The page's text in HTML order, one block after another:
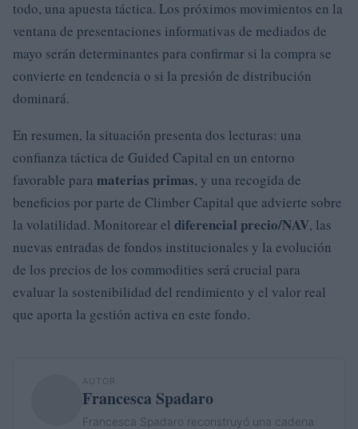
todo, una apuesta táctica. Los próximos movimientos en la
ventana de presentaciones informativas de mediados de
mayo serán determinantes para confirmar si la compra se
convierte en tendencia o si la presión de distribución
dominará.
En resumen, la situación presenta dos lecturas: una
confianza táctica de Guided Capital en un entorno
favorable para materias primas, y una recogida de
beneficios por parte de Climber Capital que advierte sobre
la volatilidad. Monitorear el diferencial precio/NAV, las
nuevas entradas de fondos institucionales y la evolución
de los precios de los commodities será crucial para
evaluar la sostenibilidad del rendimiento y el valor real
que aporta la gestión activa en este fondo.
AUTOR
Francesca Spadaro
Francesca Spadaro reconstruyó una cadena